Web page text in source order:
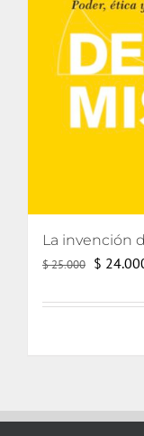
$25.000 El
original
$